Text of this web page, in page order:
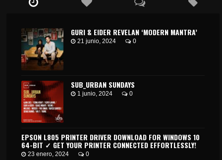
GURI & EIDER REVELAN ‘MODERN MANTRA’
21 junio, 2024 0
SUB_URBAN SUNDAYS
1 junio, 2024 0
EPSON L805 PRINTER DRIVER DOWNLOAD FOR WINDOWS 10
64-BIT ✓ GET YOUR PRINTER CONNECTED EFFORTLESSLY!
23 enero, 2024 0